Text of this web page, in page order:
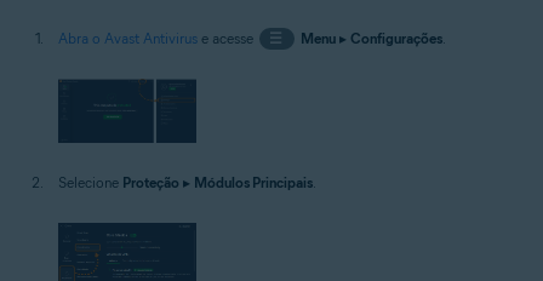
Abra o Avast Antivirus e acesse ☰ Menu▸ Configurações.
Selecione Proteção ▸ Módulos Principais.